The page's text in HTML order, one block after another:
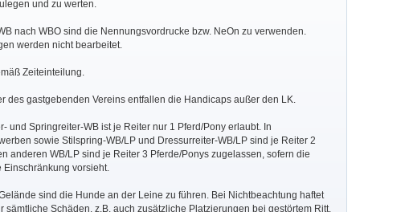
und zu werten.
nach WBO sind die Nennungsvordrucke bzw. NeOn zu verwenden.
werden nicht bearbeitet.
Zeiteinteilung.
des gastgebenden Vereins entfallen die Handicaps außer den LK.
und Springreiter-WB ist je Reiter nur 1 Pferd/Pony erlaubt. In
sowie Stilspring-WB/LP und Dressurreiter-WB/LP sind je Reiter 2
anderen WB/LP sind je Reiter 3 Pferde/Ponys zugelassen, sofern die
vorsieht.
sind die Hunde an der Leine zu führen. Bei Nichtbeachtung haftet
sämtliche Schäden, z.B. auch zusätzliche Platzierungen bei gestörtem Ritt.